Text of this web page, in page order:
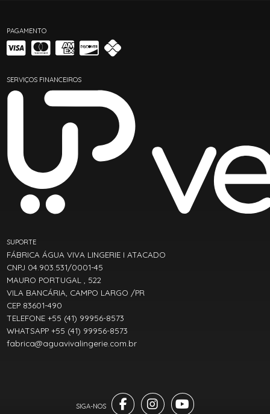
PAGAMENTO
SERVIÇOS FINANCEIROS
SUPORTE
FÁBRICA ÁGUA VIVA LINGERIE I ATACADO
CNPJ 04.903.531/0001-45
MAURO PORTUGAL , 522
VILA BANCÁRIA, CAMPO LARGO /PR
CEP 83601-490
TELEFONE +55 (41) 99956-8573
WHATSAPP +55 (41) 99956-8573
fabrica@aguavivalingerie.com.br